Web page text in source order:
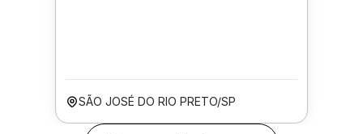
SÃO JOSÉ DO RIO PRETO/SP